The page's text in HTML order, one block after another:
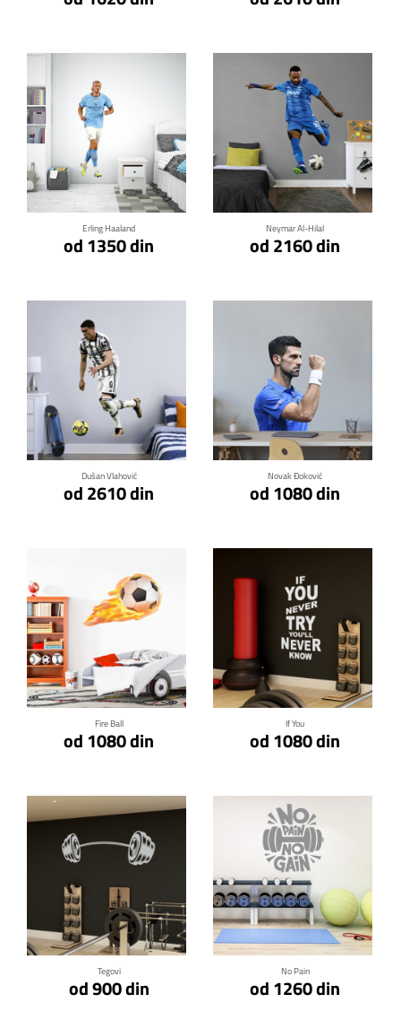
Erling Haaland
od 1350 din
Klikni za detalje
Neymar Al-Hilal
od 2160 din
Klikni za detalje
Dušan Vlahović
od 2610 din
Klikni za detalje
Novak Đoković
od 1080 din
Klikni za detalje
Fire Ball
od 1080 din
Klikni za detalje
If You
od 1080 din
Klikni za detalje
Tegovi
od 900 din
Klikni za detalje
No Pain
od 1260 din
Klikni za detalje